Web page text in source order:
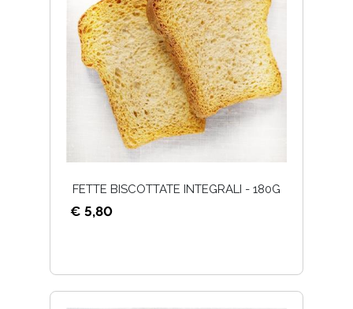
€ 5,80
FETTE BISCOTTATE INTEGRALI - 180G